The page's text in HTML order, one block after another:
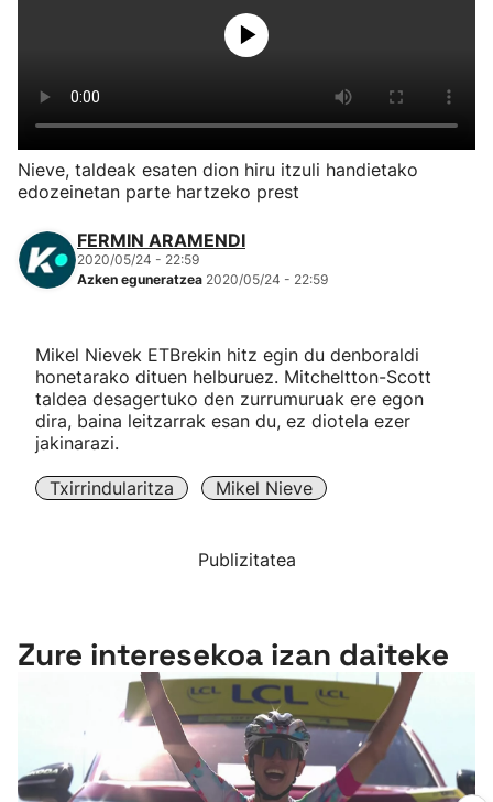
Eskubaloia
Kirolak 360
Mendi-lasterketak
"Helmuga"
Nieve, taldeak esaten dion hiru itzuli handietako
edozeinetan parte hartzeko prest
FERMIN ARAMENDI
2020/05/24 - 22:59
Azken eguneratzea 2020/05/24 - 22:59
Mikel Nievek ETBrekin hitz egin du denboraldi
honetarako dituen helburuez. Mitcheltton-Scott
taldea desagertuko den zurrumuruak ere egon
dira, baina leitzarrak esan du, ez diotela ezer
jakinarazi.
Txirrindularitza Mikel Nieve
Publizitatea
Zure interesekoa izan daiteke